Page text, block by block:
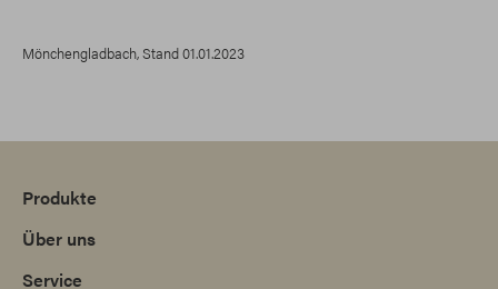
Mönchengladbach, Stand 01.01.2023
Produkte
Über uns
Service